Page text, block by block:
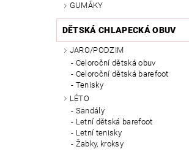
GUMÁKY
DĚTSKÁ CHLAPECKÁ OBUV
JARO/PODZIM
Celoroční dětská obuv
Celoroční dětská barefoot
Tenisky
LÉTO
Sandály
Letní dětská barefoot
Letní tenisky
Žabky, kroksy